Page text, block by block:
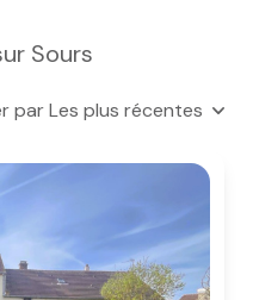
Sours
par Les plus récentes